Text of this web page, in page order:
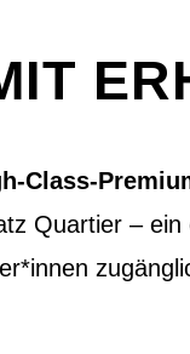
Quartier –